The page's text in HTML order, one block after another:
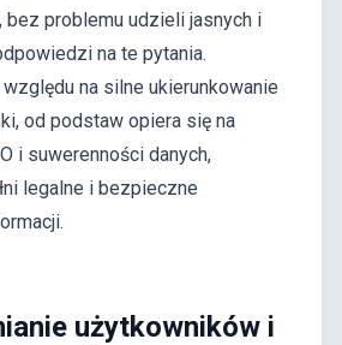
bez problemu udzieli jasnych i
na te pytania.
na silne ukierunkowanie
od podstaw opiera się na
i suwerenności danych,
legalne i bezpieczne
użytkowników i